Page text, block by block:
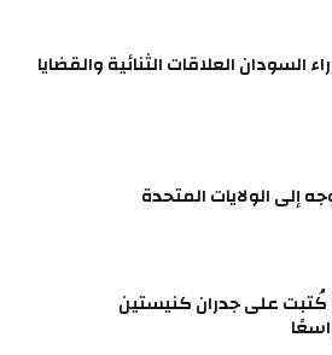
السودان العلاقات الثنائية والقضايا
إلى الولايات المتحدة
كُتبت على جدران كنيستين